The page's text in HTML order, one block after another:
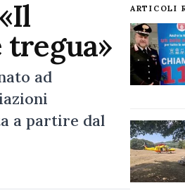
tregua»
ad
a partire dal
ARTICOLI